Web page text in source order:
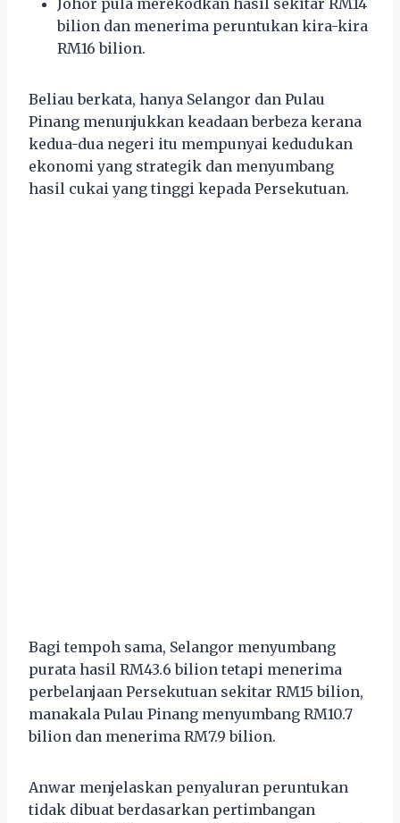
bilion dan menerima peruntukan kira-kira
RM16 bilion.
Beliau berkata, hanya Selangor dan Pulau
Pinang menunjukkan keadaan berbeza kerana
kedua-dua negeri itu mempunyai kedudukan
ekonomi yang strategik dan menyumbang
hasil cukai yang tinggi kepada Persekutuan.
Bagi tempoh sama, Selangor menyumbang
purata hasil RM43.6 bilion tetapi menerima
perbelanjaan Persekutuan sekitar RM15 bilion,
manakala Pulau Pinang menyumbang RM10.7
bilion dan menerima RM7.9 bilion.
Anwar menjelaskan penyaluran peruntukan
tidak dibuat berdasarkan pertimbangan